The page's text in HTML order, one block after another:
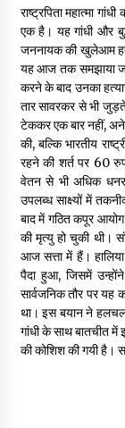
गांधी के रास्ते ही वैश्विक
3 years ago
राष्ट्रपिता महात्मा
एक है। यह गांधी और
जननायक की खुलेआम
यह आज तक समझाया जा
करने के बाद उनका
तार सावरकर से भी
टेककर एक बार नहीं,
की, बल्कि भारतीय
रहने की शर्त पर 60
वेतन से भी अधिक
उपलब्ध साक्ष्यों में
बाद में गठित कपूर आयोग
की मृत्यु हो चुकी थी।
आज सत्ता में हैं।
पैदा हुआ, जिसमें उन्होंने
सार्वजनिक तौर पर यह
था। इस बयान ने हलचल
गांधी के साथ बातचीत
की कोशिश की गयी है।